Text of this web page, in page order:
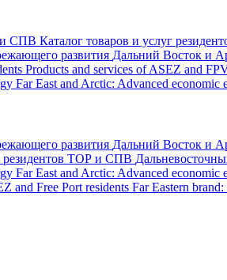
Каталог товаров и услуг
Дальний Восток и
Products and services of ASEZ and
Far East and Arctic: Advanced economic
Дальний Восток и
Far East and Arctic: Advanced economic
Far Eastern